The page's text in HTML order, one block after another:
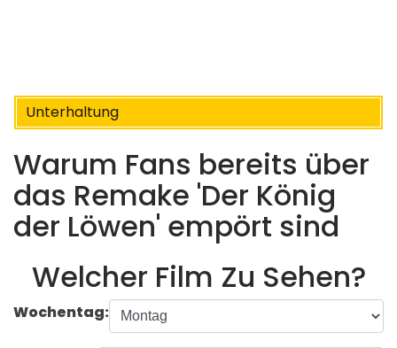
Unterhaltung
Warum Fans bereits über
das Remake 'Der König
der Löwen' empört sind
Welcher Film Zu Sehen?
Wochentag: